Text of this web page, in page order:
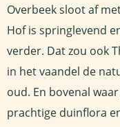
Overbeek sloot af
Hof is springlevend
verder. Dat zou ook
in het vaandel de
oud. En bovenal
prachtige duinflora